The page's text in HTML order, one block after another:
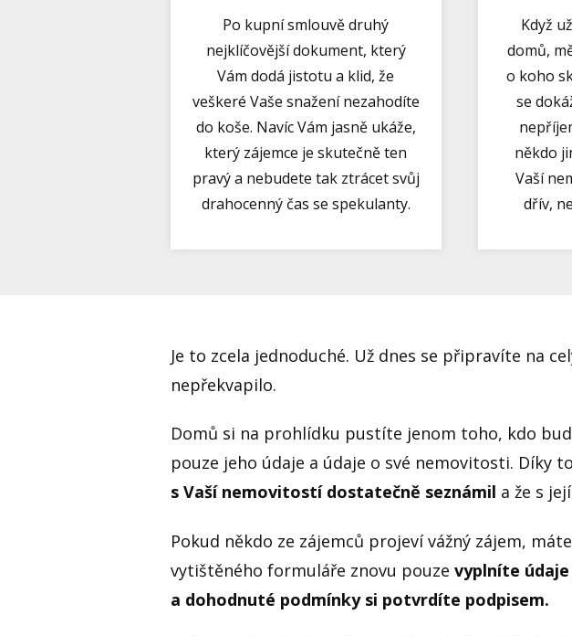
Po kupní smlouvě druhý
nejklíčovější dokument, který
Vám dodá jistotu a klid, že
veškeré Vaše snažení nezahodíte
do koše. Navíc Vám jasně ukáže,
který zájemce je skutečně ten
pravý a nebudete tak ztrácet svůj
drahocenný čas se spekulanty.
Když
domů,
o koho
se
někdo
Vaší
dřív,
Je to zcela jednoduché. Už dnes se připravíte na
nepřekvapilo.
Domů si na prohlídku pustíte jenom toho, kdo
pouze jeho údaje a údaje o své nemovitosti. Díky
s Vaší nemovitostí dostatečně seznámil a že s
Pokud někdo ze zájemců projeví vážný zájem,
vytištěného formuláře znovu pouze vyplníte
a dohodnuté podmínky si potvrdíte podpisem.